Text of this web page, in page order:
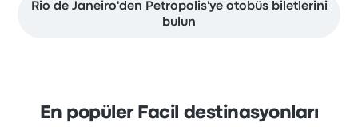
Rio de Janeiro'den Petropolis'ye otobüs biletlerini
bulun
En popüler Facil destinasyonları